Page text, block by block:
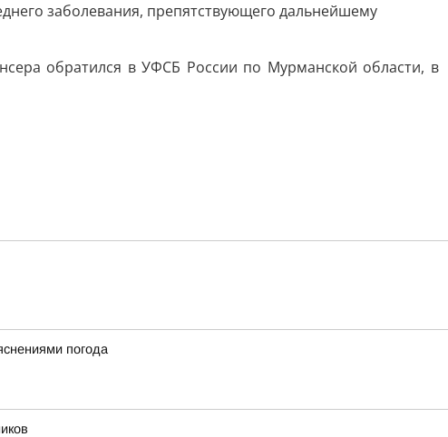
заболевания, препятствующего дальнейшему
обратился в УФСБ России по Мурманской области, в
погода